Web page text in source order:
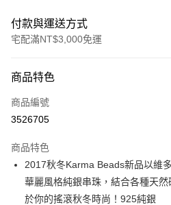
付款與運送方式
宅配滿NT$3,000免運
信用卡一次付款
LINE Pay
街口支付
悠遊付
商品特色
商品編號
3526705
商品特色
2017秋冬Karma Beads新品以維
華麗風格純銀串珠，結合各種天
於你的搖滾秋冬時尚！925純銀